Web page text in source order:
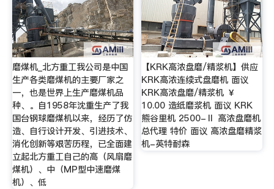
磨煤机_北方重工我公司是中国
生产各类磨煤机的主要厂家之
一，也是世界上生产磨煤机品
种、。自1958年沈重生产了我
国台钢球磨煤机以来，经历了仿
造、自行设计开发、引进技术、
消化创新等艰苦历程，已全面建
立起北方重工自己的高（风扇磨
煤机）、中（MP型中速磨煤
机）、低
【KRK高浓盘磨/精浆机】供应
KRK高浓连续式盘磨机 面议
KRK高浓盘磨/精浆机 ￥
10.00 造纸磨浆机 面议 KRK
熊谷里机 2500-Ⅱ 高浓盘磨机
总代理 特价 面议 高浓盘磨精浆
机-英特耐森